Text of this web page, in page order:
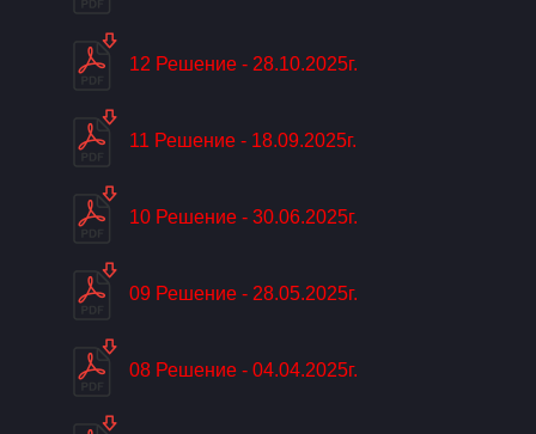
12 Решение - 28.10.2025г.
11 Решение - 18.09.2025г.
10 Решение - 30.06.2025г.
09 Решение - 28.05.2025г.
08 Решение - 04.04.2025г.